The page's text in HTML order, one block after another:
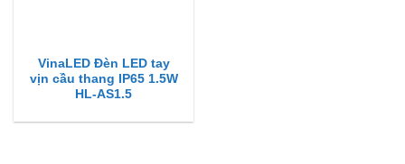
VinaLED Đèn LED tay
vịn cầu thang IP65 1.5W
HL-AS1.5